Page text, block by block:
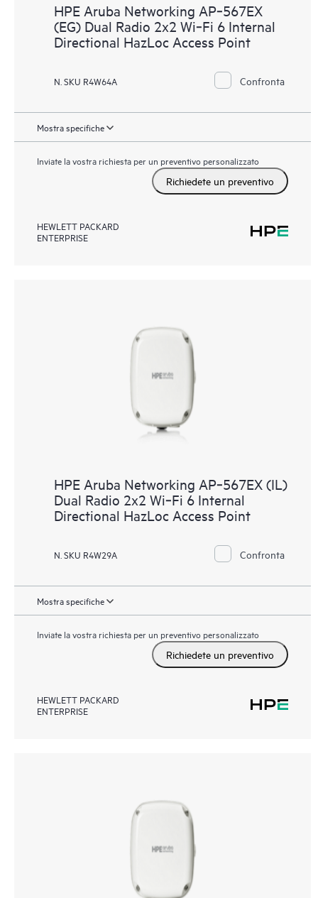
HPE Aruba Networking AP‑567EX
(EG) Dual Radio 2x2 Wi‑Fi 6 Internal
Directional HazLoc Access Point
N. SKU R4W64A Confronta
Mostra specifiche
Inviate la vostra richiesta per un preventivo personalizzato
Richiedete un preventivo
HEWLETT PACKARD
ENTERPRISE
HPE Aruba Networking AP‑567EX (IL)
Dual Radio 2x2 Wi‑Fi 6 Internal
Directional HazLoc Access Point
N. SKU R4W29A Confronta
Mostra specifiche
Inviate la vostra richiesta per un preventivo personalizzato
Richiedete un preventivo
HEWLETT PACKARD
ENTERPRISE